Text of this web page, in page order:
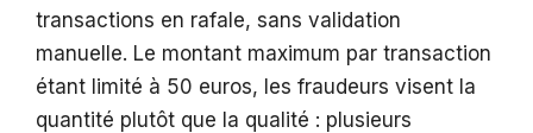
transactions en rafale, sans validation
manuelle. Le montant maximum par transaction
étant limité à 50 euros, les fraudeurs visent la
quantité plutôt que la qualité : plusieurs